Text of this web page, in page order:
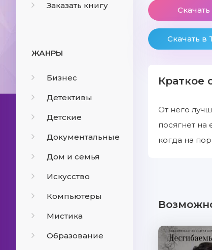
Заказать книгу
ЖАНРЫ
Бизнес
Детективы
Детские
Документальные
Дом и семья
Искусство
Компьютеры
Мистика
Образование
Скачать
Скачать в
Краткое
От него
посягнет на
когда на